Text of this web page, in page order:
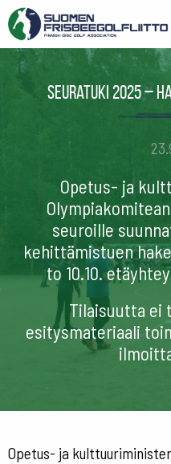
Seuratuki 2025 –
Opetus- ja
seuroille
kehittämistuen
to 10.10.
Tilaisuutta ei
esitysmateriaali
Opetus- ja